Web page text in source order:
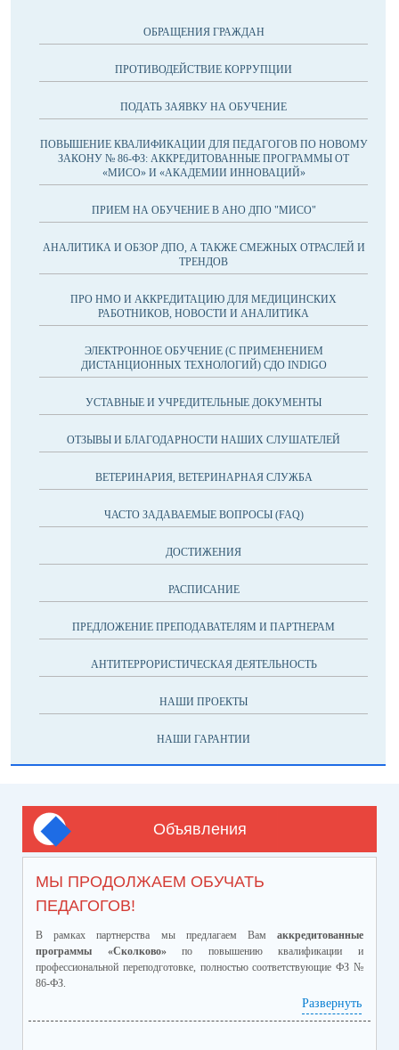
ОБРАЩЕНИЯ ГРАЖДАН
ПРОТИВОДЕЙСТВИЕ КОРРУПЦИИ
ПОДАТЬ ЗАЯВКУ НА ОБУЧЕНИЕ
ПОВЫШЕНИЕ КВАЛИФИКАЦИИ ДЛЯ ПЕДАГОГОВ ПО НОВОМУ
ЗАКОНУ № 86-ФЗ: АККРЕДИТОВАННЫЕ ПРОГРАММЫ ОТ
«МИСО» И «АКАДЕМИИ ИННОВАЦИЙ»
ПРИЕМ НА ОБУЧЕНИЕ В АНО ДПО "МИСО"
АНАЛИТИКА И ОБЗОР ДПО, А ТАКЖЕ СМЕЖНЫХ ОТРАСЛЕЙ И
ТРЕНДОВ
ПРО НМО И АККРЕДИТАЦИЮ ДЛЯ МЕДИЦИНСКИХ
РАБОТНИКОВ, НОВОСТИ И АНАЛИТИКА
ЭЛЕКТРОННОЕ ОБУЧЕНИЕ (С ПРИМЕНЕНИЕМ
ДИСТАНЦИОННЫХ ТЕХНОЛОГИЙ) СДО INDIGO
УСТАВНЫЕ И УЧРЕДИТЕЛЬНЫЕ ДОКУМЕНТЫ
ОТЗЫВЫ И БЛАГОДАРНОСТИ НАШИХ СЛУШАТЕЛЕЙ
ВЕТЕРИНАРИЯ, ВЕТЕРИНАРНАЯ СЛУЖБА
ЧАСТО ЗАДАВАЕМЫЕ ВОПРОСЫ (FAQ)
ДОСТИЖЕНИЯ
РАСПИСАНИЕ
ПРЕДЛОЖЕНИЕ ПРЕПОДАВАТЕЛЯМ И ПАРТНЕРАМ
АНТИТЕРРОРИСТИЧЕСКАЯ ДЕЯТЕЛЬНОСТЬ
НАШИ ПРОЕКТЫ
НАШИ ГАРАНТИИ
Объявления
МЫ ПРОДОЛЖАЕМ ОБУЧАТЬ
ПЕДАГОГОВ!
В рамках партнерства мы предлагаем Вам аккредитованные
программы «Сколково»по повышению квалификации и
профессиональной переподготовке, полностью соответствующие ФЗ №
86-ФЗ.
Ознакомиться с программами и ценами можно в
приложенном файле.
Развернуть